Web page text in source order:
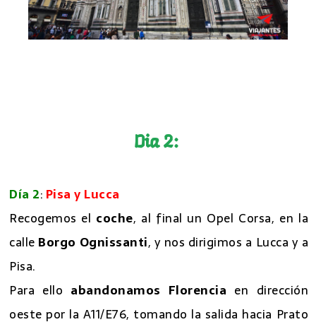
Día 2:Pisa y Lucca
Recogemos elcoche, al final un Opel Corsa, en la
calle
Pisa.
Para elloabandonamos Florenciaen dirección